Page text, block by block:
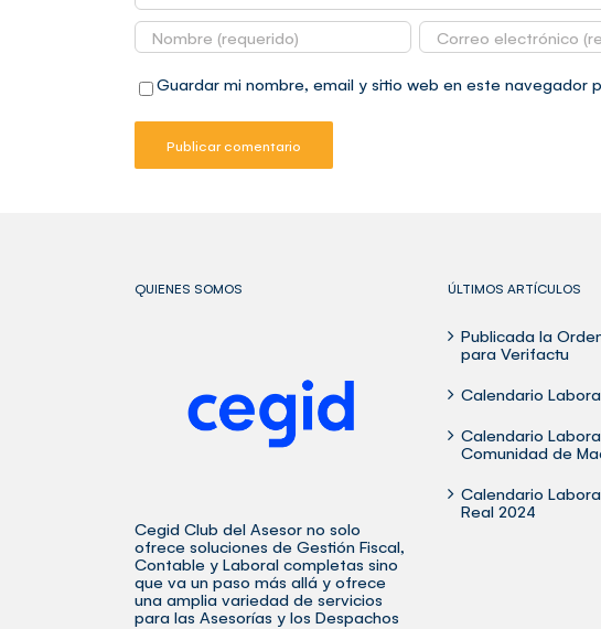
Guardar mi nombre, email y sitio web en este navegador
QUIENES SOMOS
Cegid Club del Asesor no solo
ofrece soluciones de Gestión Fiscal,
Contable y Laboral completas sino
que va un paso más allá y ofrece
una amplia variedad de servicios
para las Asesorías y los Despachos
ÚLTIMOS ARTÍCULOS
Publicada la
para Verifactu
Calendario
Calendario
Comunidad de
Calendario
Real 2024